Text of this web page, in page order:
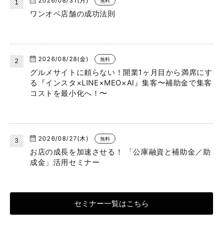
ワンオペ店舗の成功法則
2026/08/28(金) 無料
グルメサイトに頼らない！開業1ヶ月目から満席にす
る『インスタ×LINE×MEO×AI』集客〜補助金で集客
コストを最小化へ！〜
2026/08/27(木) 無料
お店の成長を加速させる！ 「公庫融資と補助金／助
成金」活用セミナー
セミナー一覧はこちら